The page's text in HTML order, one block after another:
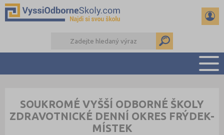
PŘÍPRAVA NA PŘIJÍMAČKY
KALENDÁŘ AKCÍ
SOUKROMÉ VYŠŠÍ ODBORNÉ ŠKOLY
ZDRAVOTNICKÉ DENNÍ OKRES FRÝDEK-
MÍSTEK